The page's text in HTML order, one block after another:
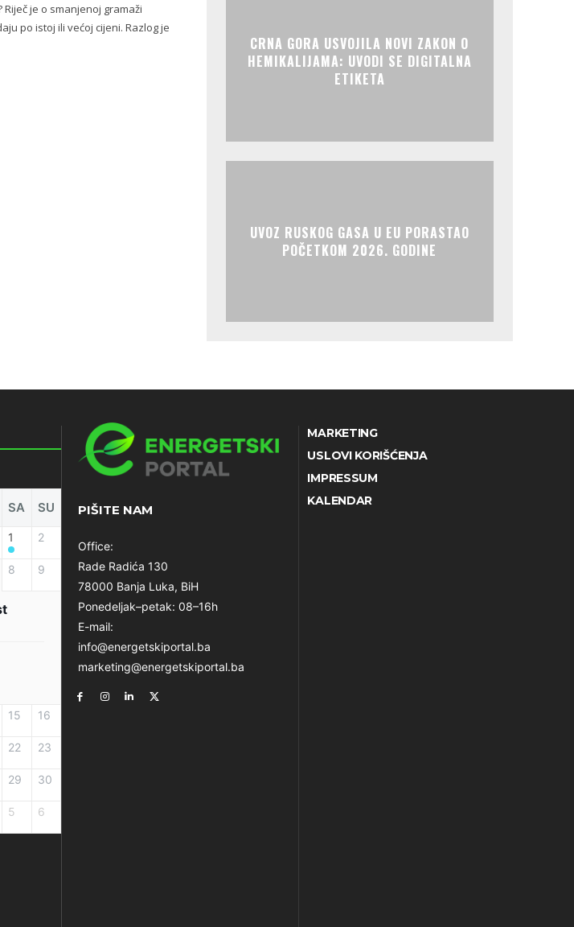
je o smanjenoj gramaži
po istoj ili većoj cijeni. Razlog je
CRNA GORA USVOJILA NOVI ZAKON O
HEMIKALIJAMA: UVODI SE DIGITALNA
ETIKETA
UVOZ RUSKOG GASA U EU PORASTAO
POČETKOM 2026. GODINE
SA SU
1 2
8 9
15 16
22 23
29 30
5 6
PIŠITE NAM
Office:
Rade Radića 130
78000 Banja Luka, BiH
Ponedeljak–petak: 08–16h
E-mail:
info@energetskiportal.ba
marketing@energetskiportal.ba
MARKETING
USLOVI KORIŠĆENJA
IMPRESSUM
KALENDAR